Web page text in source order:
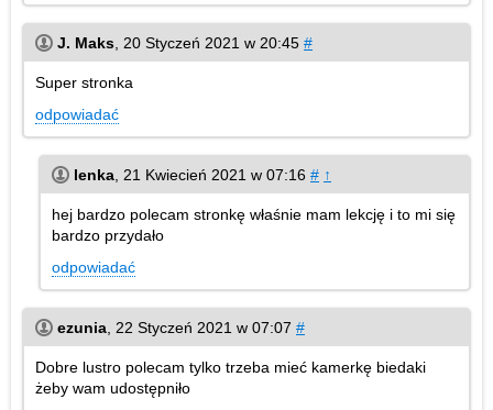
J. Maks 20 Styczeń 2021 w 20:45 #
Super stronka
odpowiadać
lenka 21 Kwiecień 2021 w 07:16 # ↑
hej bardzo polecam stronkę właśnie mam lekcję i to mi się
bardzo przydało
odpowiadać
ezunia 22 Styczeń 2021 w 07:07 #
Dobre lustro polecam tylko trzeba mieć kamerkę biedaki
żeby wam udostępniło